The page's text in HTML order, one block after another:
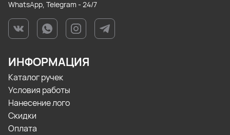
WhatsApp, Telegram - 24/7
ИНФОРМАЦИЯ
Каталог ручек
Условия работы
Нанесение лого
Скидки
Оплата